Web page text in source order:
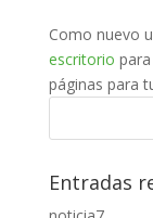
Como nuevo
escritorio
páginas para
Entradas